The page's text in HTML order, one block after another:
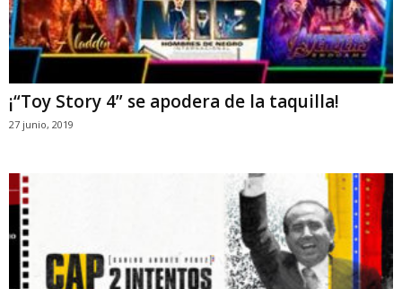
¡“Toy Story 4” se apodera de la taquilla!
27 junio, 2019